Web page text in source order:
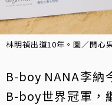
林明禎出道10年。圖／開心
B-boy NANA李納
B-boy世界冠軍